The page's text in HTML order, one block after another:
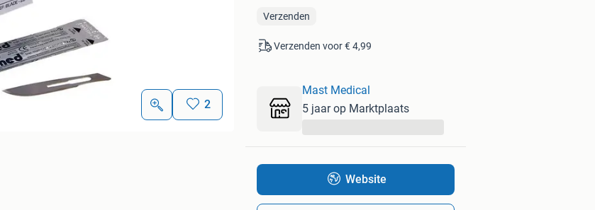
2
Verzenden
Verzenden voor € 4,99
Mast Medical
5 jaar op Marktplaats
Website